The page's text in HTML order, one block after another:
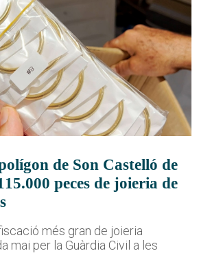
de Son Castelló de
peces de joieria de
més gran de joieria
mai per la Guàrdia Civil a les